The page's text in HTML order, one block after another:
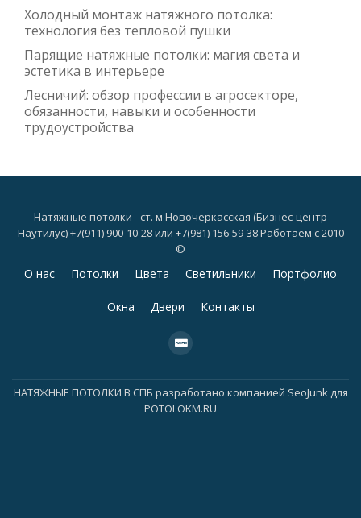
Холодный монтаж натяжного потолка:
технология без тепловой пушки
Парящие натяжные потолки: магия света и
эстетика в интерьере
Лесничий: обзор профессии в агросекторе,
обязанности, навыки и особенности
трудоустройства
Натяжные потолки - ст. м Новочеркасская (Бизнес-центр
Наутилус) +7(911) 900-10-28 или +7(981) 156-59-38 Работаем с 2010
©
Дополнительное
О нас Потолки Цвета Светильники Портфолио
Окна Двери Контакты
fa-
cc-
НАТЯЖНЫЕ ПОТОЛКИ В СПБ разработано компанией SeoJunk для
POTOLOKM.RU